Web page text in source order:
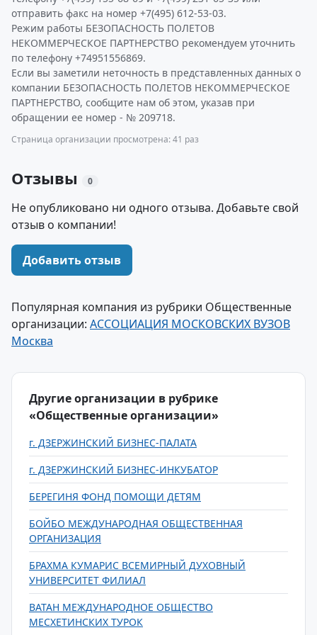
отправить факс на номер +7(495) 612-53-03.
Режим работы БЕЗОПАСНОСТЬ ПОЛЕТОВ
НЕКОММЕРЧЕСКОЕ ПАРТНЕРСТВО рекомендуем уточнить
по телефону +74951556869.
Если вы заметили неточность в представленных данных о
компании БЕЗОПАСНОСТЬ ПОЛЕТОВ НЕКОММЕРЧЕСКОЕ
ПАРТНЕРСТВО, сообщите нам об этом, указав при
обращении ее номер - № 209718.
Страница организации просмотрена: 41 раз
Отзывы 0
Не опубликовано ни одного отзыва. Добавьте свой
отзыв о компании!
Добавить отзыв
Популярная компания из рубрики Общественные
организации: АССОЦИАЦИЯ МОСКОВСКИХ ВУЗОВ
Москва
Другие организации в рубрике
«Общественные организации»
г. ДЗЕРЖИНСКИЙ БИЗНЕС-ПАЛАТА
г. ДЗЕРЖИНСКИЙ БИЗНЕС-ИНКУБАТОР
БЕРЕГИНЯ ФОНД ПОМОЩИ ДЕТЯМ
БОЙБО МЕЖДУНАРОДНАЯ ОБЩЕСТВЕННАЯ
ОРГАНИЗАЦИЯ
БРАХМА КУМАРИС ВСЕМИРНЫЙ ДУХОВНЫЙ
УНИВЕРСИТЕТ ФИЛИАЛ
ВАТАН МЕЖДУНАРОДНОЕ ОБЩЕСТВО
МЕСХЕТИНСКИХ ТУРОК